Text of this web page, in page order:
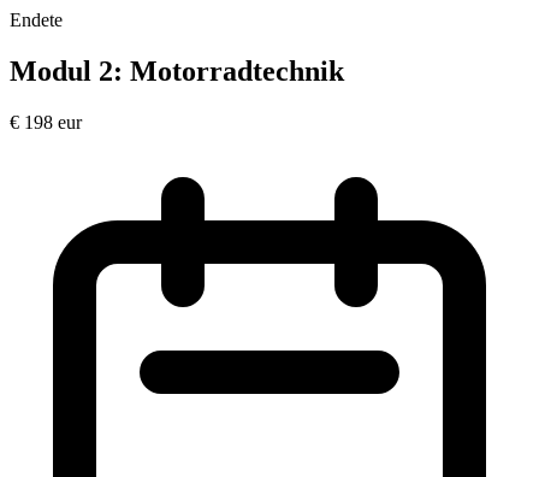
Endete
Modul 2: Motorradtechnik
€ 198 eur